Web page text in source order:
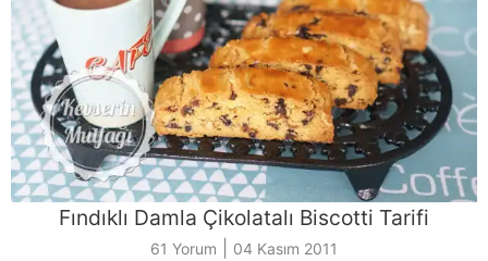
Fındıklı Damla Çikolatalı Biscotti Tarifi
61 Yorum 04 Kasım 2011